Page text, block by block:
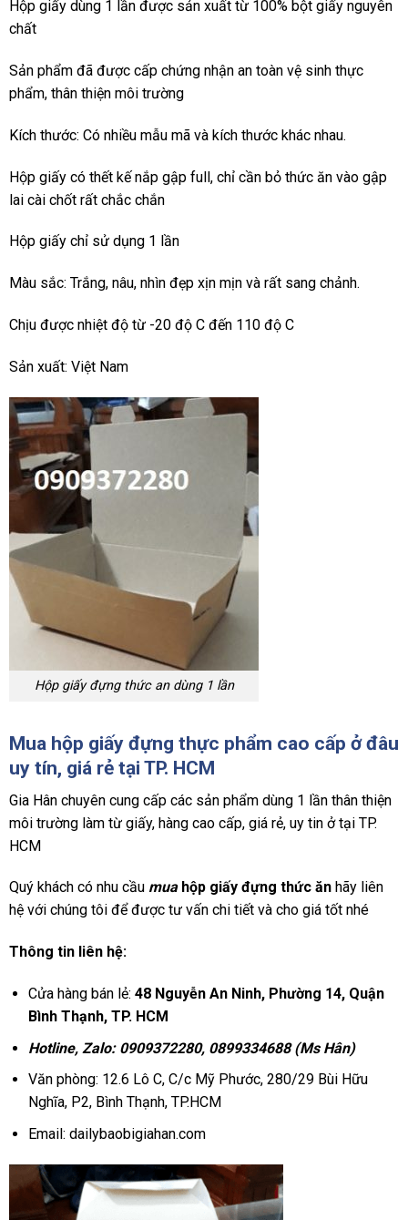
Hộp giấy dùng 1 lần được sản xuất từ 100% bột giấy nguyên
chất
Sản phẩm đã được cấp chứng nhận an toàn vệ sinh thực
phẩm, thân thiện môi trường
Kích thước: Có nhiều mẫu mã và kích thước khác nhau.
Hộp giấy có thết kế nắp gập full, chỉ cần bỏ thức ăn vào gập
lai cài chốt rất chắc chắn
Hộp giấy chỉ sử dụng 1 lần
Màu sắc: Trắng, nâu, nhìn đẹp xịn mịn và rất sang chảnh.
Chịu được nhiệt độ từ -20 độ C đến 110 độ C
Sản xuất: Việt Nam
Hộp giấy đựng thức an dùng 1 lần
Mua hộp giấy đựng thực phẩm cao cấp ở đâu
uy tín, giá rẻ tại TP. HCM
Gia Hân chuyên cung cấp các sản phẩm dùng 1 lần thân thiện
môi trường làm từ giấy, hàng cao cấp, giá rẻ, uy tin ở tại TP.
HCM
Quý khách có nhu cầu muahộp giấy đựng thức ăn hãy liên
hệ với chúng tôi để được tư vấn chi tiết và cho giá tốt nhé
Thông tin liên hệ:
Cửa hàng bán lẻ: 48 Nguyễn An Ninh, Phường 14, Quận
Bình Thạnh, TP. HCM
Hotline, Zalo: 0909372280, 0899334688 (Ms Hân)
Văn phòng: 12.6 Lô C, C/c Mỹ Phước, 280/29 Bùi Hữu
Nghĩa, P2, Bình Thạnh, TP.HCM
Email: dailybaobigiahan.com